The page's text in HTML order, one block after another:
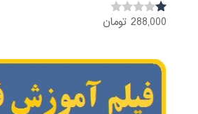
نم
از
5
288,000 تومان